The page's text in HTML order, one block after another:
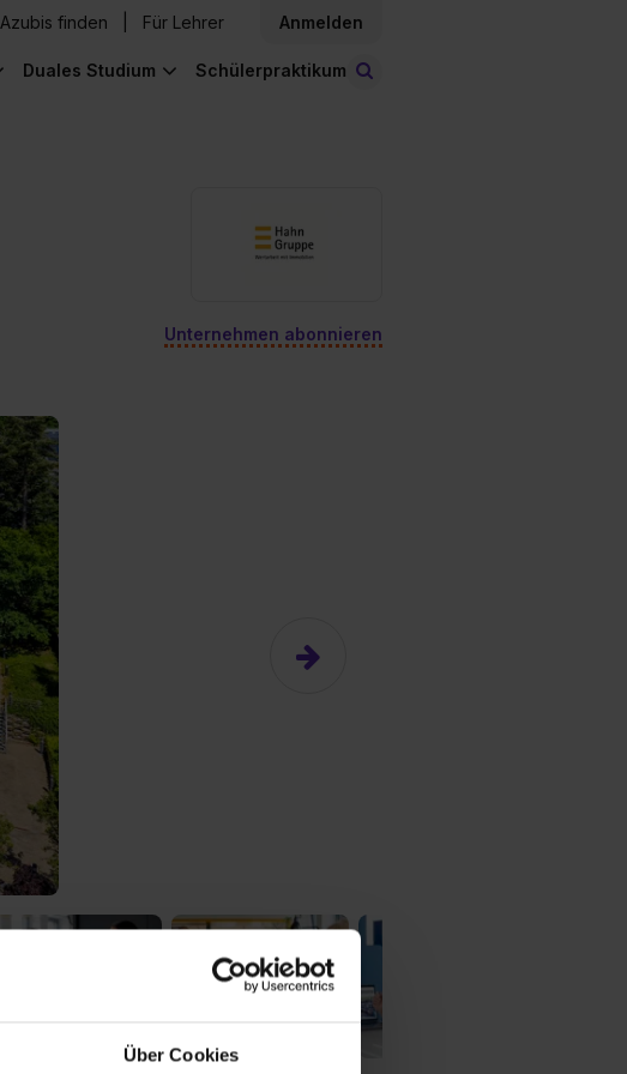
Über Cookies
Azubis finden Für Lehrer Anmelden
Duales Studium Schülerpraktikum
Unternehmen abonnieren